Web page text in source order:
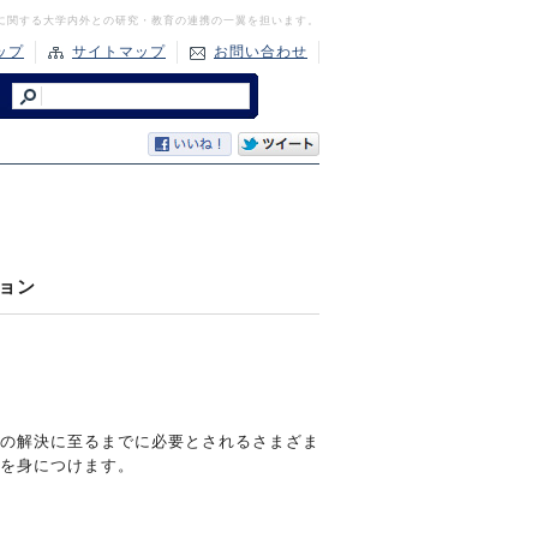
関する大学内外との研究・教育の連携の一翼を担います。
プ サイトマップ お問い合わせ
ン
解決に至るまでに必要とされるさまざま
身につけます。